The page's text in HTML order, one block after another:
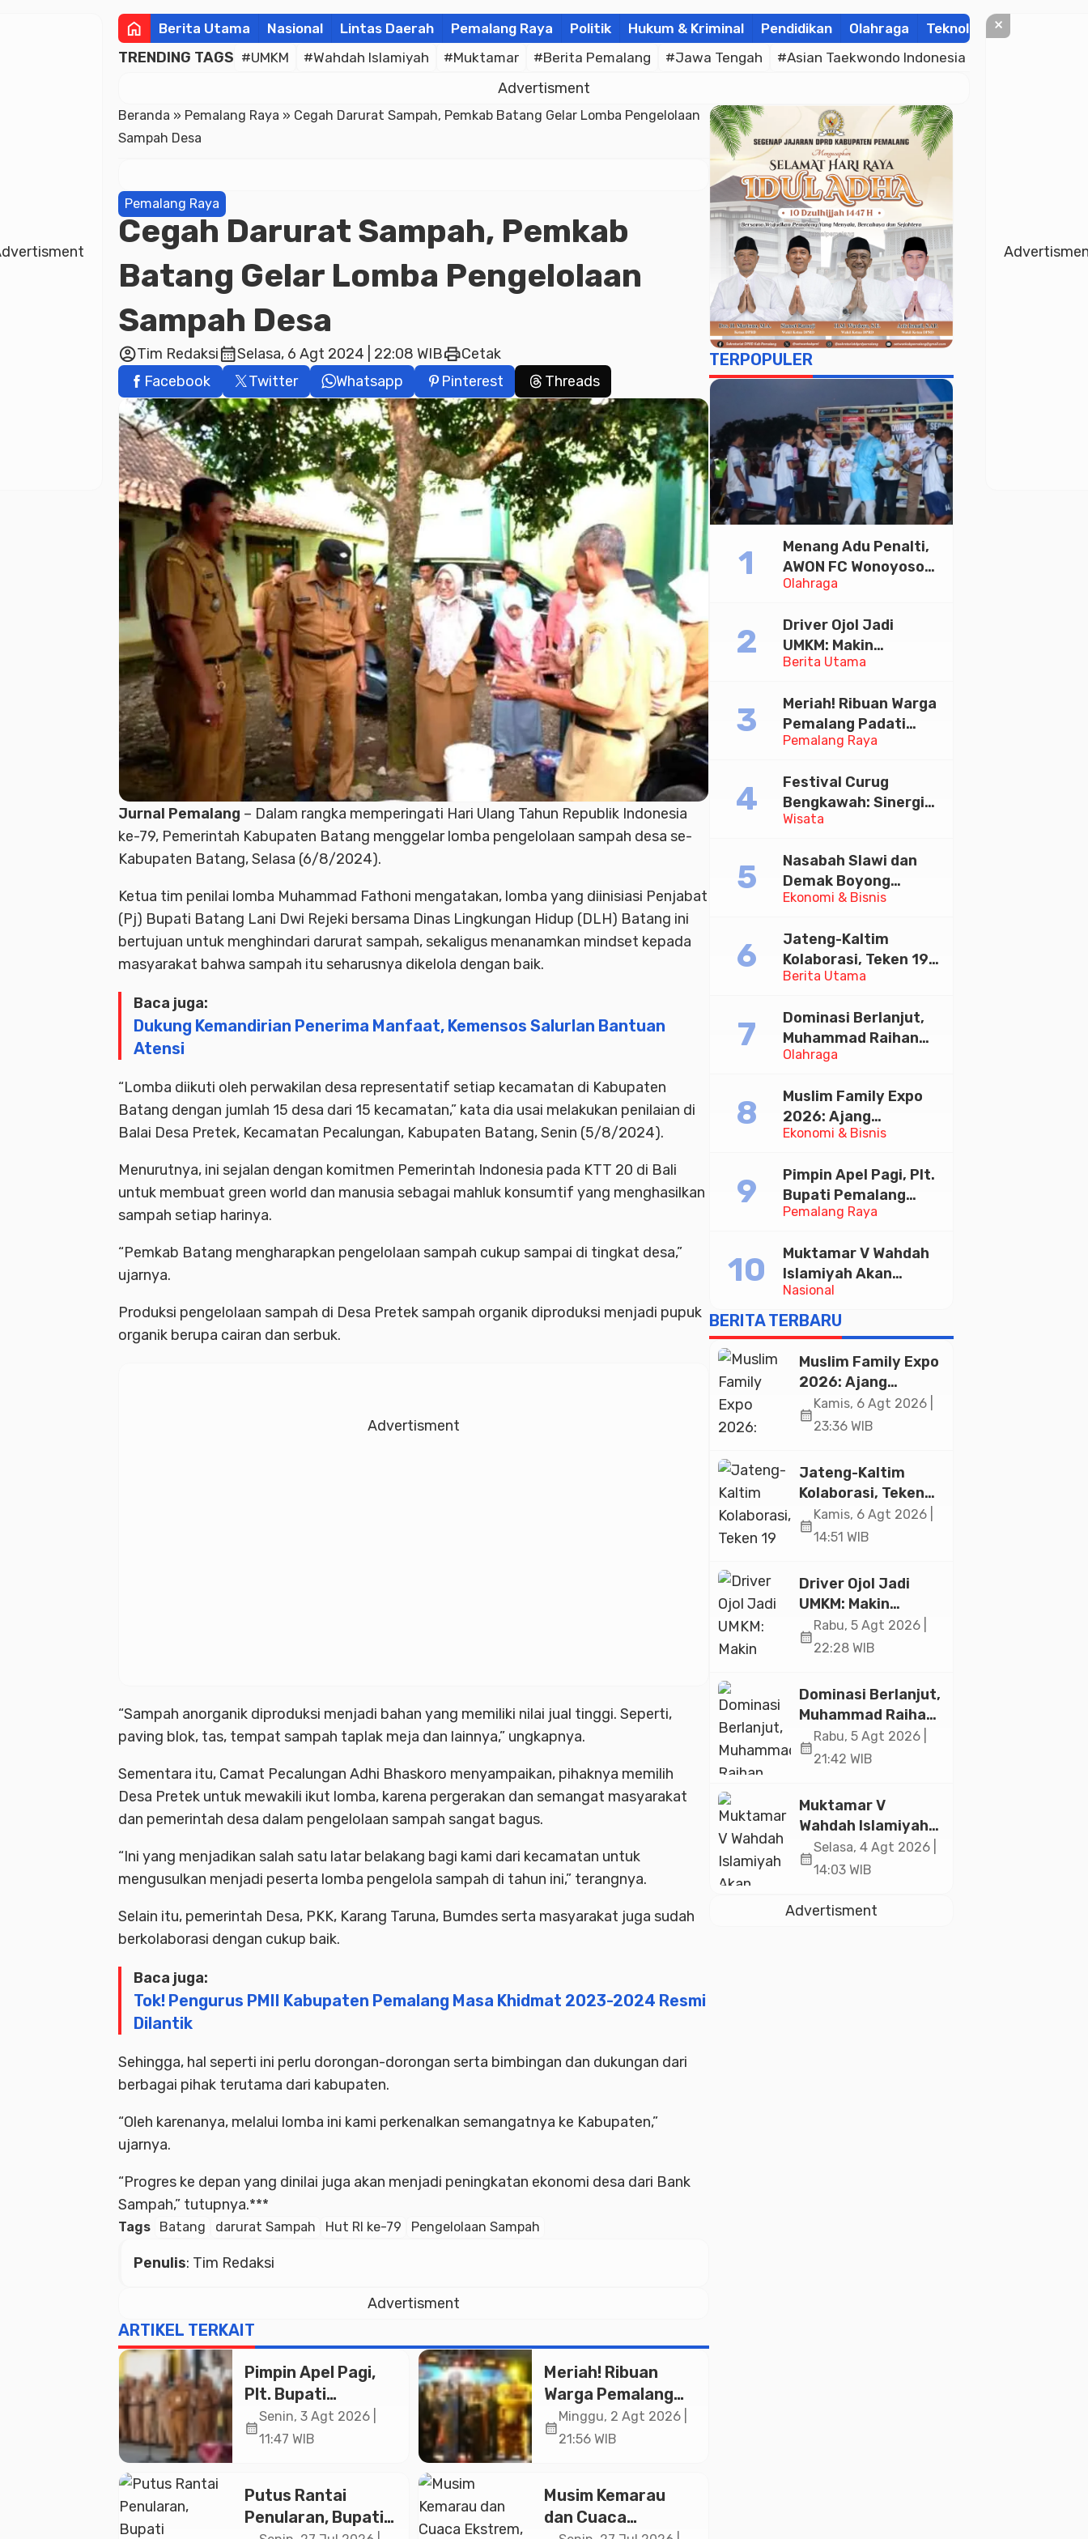
home Berita Utama Nasional Lintas Daerah Pemalang Raya Politik Hukum & Kriminal Pendidikan Olahraga Teknologi
TRENDING TAGS #UMKM #Wahdah Islamiyah #Muktamar #Berita Pemalang #Jawa Tengah #Asian Taekwondo Indonesia Open
Advertisment
Beranda » Pemalang Raya » Cegah Darurat Sampah, Pemkab Batang Gelar Lomba Pengelolaan
Sampah Desa
Pemalang Raya
Cegah Darurat Sampah, Pemkab
Batang Gelar Lomba Pengelolaan
Sampah Desa
account_circleTim Redaksicalendar_monthSelasa, 6 Agt 2024 | 22:08 WIBprintCetak
Facebook
Twitter Whatsapp Pinterest Threads
Jurnal Pemalang – Dalam rangka memperingati Hari Ulang Tahun Republik Indonesia
ke-79, Pemerintah Kabupaten Batang menggelar lomba pengelolaan sampah desa se-
Kabupaten Batang, Selasa (6/8/2024).
Ketua tim penilai lomba Muhammad Fathoni mengatakan, lomba yang diinisiasi Penjabat
(Pj) Bupati Batang Lani Dwi Rejeki bersama Dinas Lingkungan Hidup (DLH) Batang ini
bertujuan untuk menghindari darurat sampah, sekaligus menanamkan mindset kepada
masyarakat bahwa sampah itu seharusnya dikelola dengan baik.
Baca juga:
Dukung Kemandirian Penerima Manfaat, Kemensos Salurlan Bantuan
Atensi
“Lomba diikuti oleh perwakilan desa representatif setiap kecamatan di Kabupaten
Batang dengan jumlah 15 desa dari 15 kecamatan,” kata dia usai melakukan penilaian di
Balai Desa Pretek, Kecamatan Pecalungan, Kabupaten Batang, Senin (5/8/2024).
Menurutnya, ini sejalan dengan komitmen Pemerintah Indonesia pada KTT 20 di Bali
untuk membuat green world dan manusia sebagai mahluk konsumtif yang menghasilkan
sampah setiap harinya.
“Pemkab Batang mengharapkan pengelolaan sampah cukup sampai di tingkat desa,”
ujarnya.
Produksi pengelolaan sampah di Desa Pretek sampah organik diproduksi menjadi pupuk
organik berupa cairan dan serbuk.
Advertisment
“Sampah anorganik diproduksi menjadi bahan yang memiliki nilai jual tinggi. Seperti,
paving blok, tas, tempat sampah taplak meja dan lainnya,” ungkapnya.
Sementara itu, Camat Pecalungan Adhi Bhaskoro menyampaikan, pihaknya memilih
Desa Pretek untuk mewakili ikut lomba, karena pergerakan dan semangat masyarakat
dan pemerintah desa dalam pengelolaan sampah sangat bagus.
“Ini yang menjadikan salah satu latar belakang bagi kami dari kecamatan untuk
mengusulkan menjadi peserta lomba pengelola sampah di tahun ini,” terangnya.
Selain itu, pemerintah Desa, PKK, Karang Taruna, Bumdes serta masyarakat juga sudah
berkolaborasi dengan cukup baik.
Baca juga:
Tok! Pengurus PMII Kabupaten Pemalang Masa Khidmat 2023-2024 Resmi
Dilantik
Sehingga, hal seperti ini perlu dorongan-dorongan serta bimbingan dan dukungan dari
berbagai pihak terutama dari kabupaten.
“Oleh karenanya, melalui lomba ini kami perkenalkan semangatnya ke Kabupaten,”
ujarnya.
“Progres ke depan yang dinilai juga akan menjadi peningkatan ekonomi desa dari Bank
Sampah,” tutupnya.***
Tags Batang darurat Sampah Hut RI ke-79 Pengelolaan Sampah
Penulis: Tim Redaksi
Advertisment
ARTIKEL TERKAIT
Pimpin Apel Pagi,
Plt. Bupati
Pemalang
Tekankan Disiplin
Publik
calendar_month
Senin, 3 Agt 2026 |
11:47 WIB
Meriah! Ribuan
Warga Pemalang
Padati Kirab
Festival Kamir
calendar_month
Minggu, 2 Agt 2026 |
21:56 WIB
Putus Rantai
Penularan, Bupati
Musim Kemarau
dan Cuaca
TERPOPULER
Olahraga
Menang Adu Penalti,
AWON FC Wonoyoso
Juara Bhayangkara
Berita Utama
Driver Ojol Jadi
UMKM: Makin
Sejahtera atau
Diskusi Paramadina
Pemalang Raya
Meriah! Ribuan Warga
Pemalang Padati
Kirab Festival Kamir
Wisata
Festival Curug
Bengkawah: Sinergi
Desa Sikasur dan
Memajukan Wisata
serta UMKM Lokal
Ekonomi & Bisnis
Nasabah Slawi dan
Demak Boyong
Toyota Innova Zenix
Tabungan Bima Bank
Jateng
Berita Utama
Jateng-Kaltim
Kolaborasi, Teken 19
Kerja Sama Ekonomi
Olahraga
Dominasi Berlanjut,
Muhammad Raihan
Fadila Sabet Emas
Taekwondo Indonesia
Open 2026
Ekonomi & Bisnis
Muslim Family Expo
2026: Ajang
Silaturahim dan
Halal di Jakarta
Pemalang Raya
Pimpin Apel Pagi, Plt.
Bupati Pemalang
Tekankan Disiplin dan
Pelayanan Publik
Nasional
Muktamar V Wahdah
Islamiyah Akan
Kukuhkan 10.000
Guru Al-Qur’an di
Masjid Istiqlal
BERITA TERBARU
Muslim Family Expo
2026: Ajang
Silaturahim dan
Kebangkitan
Jakarta
calendar_month
Kamis, 6 Agt 2026 |
23:36 WIB
Jateng-Kaltim
Kolaborasi, Teken
19 Kerja Sama
Ekonomi Senilai Rp
calendar_month
Kamis, 6 Agt 2026 |
14:51 WIB
Driver Ojol Jadi
UMKM: Makin
Sejahtera atau
Merana? Ini
Paramadina
calendar_month
Rabu, 5 Agt 2026 |
22:28 WIB
Dominasi Berlanjut,
Muhammad Raihan
Fadila Sabet Emas
Kyorugi di Asian
Indonesia Open
2026
calendar_month
Rabu, 5 Agt 2026 |
21:42 WIB
Muktamar V
Wahdah Islamiyah
Akan Kukuhkan
10.000 Guru Al-
Istiqlal
calendar_month
Selasa, 4 Agt 2026 |
14:03 WIB
Advertisment
×